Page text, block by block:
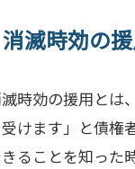
消滅時効の
時効の援用とは
けます」と債権
ることを知った